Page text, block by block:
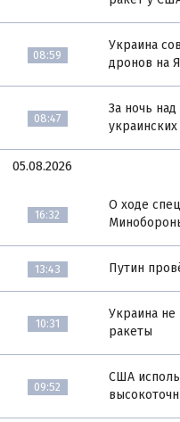
08:59
Украина
дронов на
08:47
За ночь
05.08.2026
16:32
О ходе
13:43 Путин
10:31
Украина не
ракеты
09:52
США